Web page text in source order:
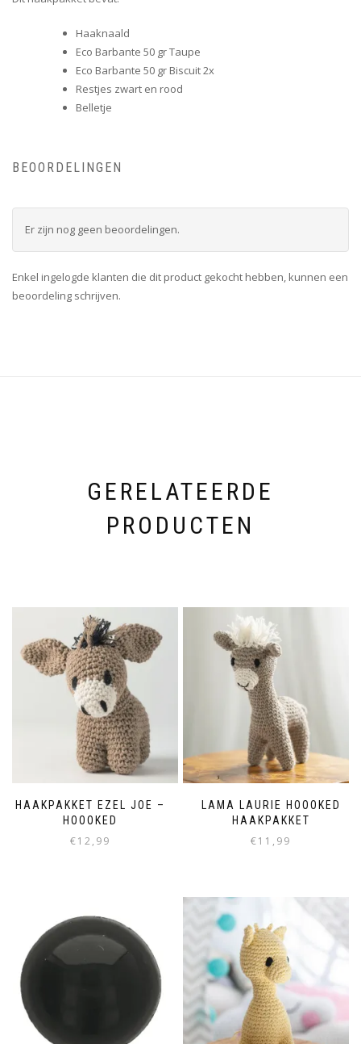
Haaknaald
Eco Barbante 50 gr Taupe
Eco Barbante 50 gr Biscuit 2x
Restjes zwart en rood
Belletje
BEOORDELINGEN
Er zijn nog geen beoordelingen.
Enkel ingelogde klanten die dit product gekocht hebben, kunnen een
beoordeling schrijven.
GERELATEERDE
PRODUCTEN
HAAKPAKKET EZEL JOE –
HOOOKED
€12,99
LAMA LAURIE HOOOKED
HAAKPAKKET
€11,99